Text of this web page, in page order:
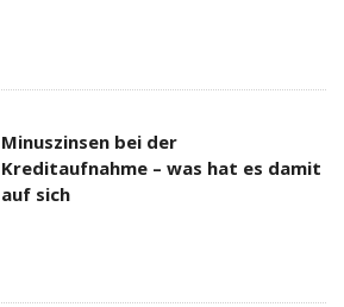
Minuszinsen bei der
Kreditaufnahme – was hat es damit
auf sich